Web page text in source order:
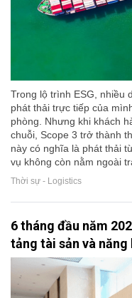
Trong lộ trình ESG, nhiều
phát thải trực tiếp của
phòng. Nhưng khi khách
chuỗi, Scope 3 trở thành
này có nghĩa là phát thải
vụ không còn nằm ngoài
Thời sự - Logistics
6 tháng đầu năm
tảng tài sản và